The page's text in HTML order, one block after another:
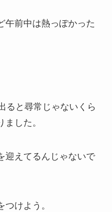
午前中は熱っぽかった
ると尋常じゃないくら
した。
迎えてるんじゃないで
けよう。